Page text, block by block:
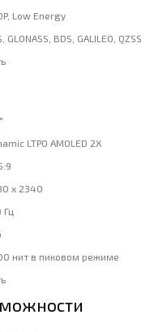
Low Energy
GLONASS, BDS, GALILEO, QZSS
LTPO AMOLED 2X
x 2340
Гц
нит в пиковом режиме